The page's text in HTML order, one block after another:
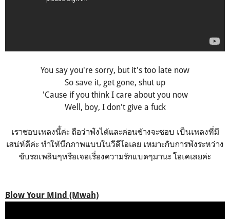
You say you're sorry, but it's too late now
So save it, get gone, shut up
'Cause if you think I care about you now
Well, boy, I don't give a fuck
เราชอบเพลงนี้ค่ะ ถือว่าฟังได้และค่อนข้างจะชอบ เป็นเพลงที่มี
เสน่ห์ดีค่ะ ทำให้นึกภาพแบบในวีดีโอเลย เหมาะกับการฟังระหว่าง
ขับรถเพลินๆหรือเจอเรื่องความรักแบดๆมานะ โอเคเลยค่ะ
Blow Your Mind (Mwah)